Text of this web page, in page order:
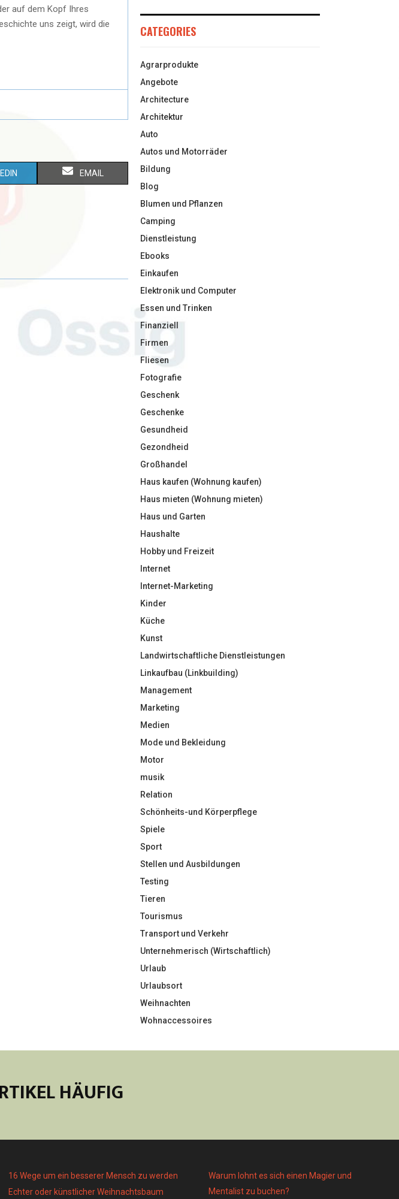
auf dem Kopf Ihres
uns zeigt, wird die
EMAIL
CATEGORIES
Agrarprodukte
Angebote
Architecture
Architektur
Auto
Autos und Motorräder
Bildung
Blog
Blumen und Pflanzen
Camping
Dienstleistung
Ebooks
Einkaufen
Elektronik und Computer
Essen und Trinken
Finanziell
Firmen
Fliesen
Fotografie
Geschenk
Geschenke
Gesundheid
Gezondheid
Großhandel
Haus kaufen (Wohnung kaufen)
Haus mieten (Wohnung mieten)
Haus und Garten
Haushalte
Hobby und Freizeit
Internet
Internet-Marketing
Kinder
Küche
Kunst
Landwirtschaftliche Dienstleistungen
Linkaufbau (Linkbuilding)
Management
Marketing
Medien
Mode und Bekleidung
Motor
musik
Relation
Schönheits-und Körperpflege
Spiele
Sport
Stellen und Ausbildungen
Testing
Tieren
Tourismus
Transport und Verkehr
Unternehmerisch (Wirtschaftlich)
Urlaub
Urlaubsort
Weihnachten
Wohnaccessoires
HÄUFIG
16 Wege um ein besserer Mensch zu werden
Echter oder künstlicher Weihnachtsbaum
Warum lohnt es sich einen Magier und
Mentalist zu buchen?